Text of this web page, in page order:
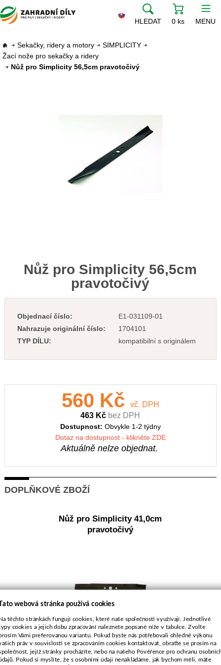
HLEDAT 0 ks MENU
Sekačky, ridery a motory
SIMPLICITY
Žací nože pro sekačky a ridery
Nůž pro Simplicity 56,5cm pravotočivý
Nůž pro Simplicity 56,5cm
pravotočivý
Objednací číslo:
E1-031109-01
Nahrazuje originální číslo:
1704101
TYP DÍLU:
kompatibilní s originálem
560 Kč
vč. DPH
463 Kč bez DPH
Dostupnost: Obvykle 1-2 týdny
Dotaz na dostupnost - klikněte ZDE
Aktuálně nelze objednat.
DOPLŇKOVÉ ZBOŽÍ
Nůž pro Simplicity 41,0cm
pravotočivý
Objednací číslo:
E1-031106-01
webová stránka používá cookies
těchto stránkách fungují cookies, které naše společnosti využívají. Jednotlivé
cookies a jejich dobu zpracování naleznete popsané níže v tabulce. Zvolte
Vámi preferovanou variantu. Pokud byste nás potřebovali ohledně výkonu
práv v souvislosti se zpracováním cookies kontaktovat, obraťte se prosím na
jejíž stránky procházíte, nebo na našeho Pověřence pro ochranu
Pokud si myslíte, že s osobními údaji nenakládáme, jak bychom měli, máte